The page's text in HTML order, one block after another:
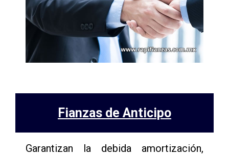
Fianzas de Anticipo
Garantizan la debida amortización,